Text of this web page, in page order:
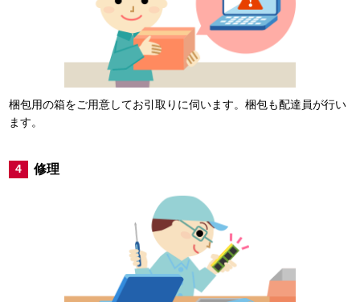
梱包用の箱をご用意してお引取りに伺います。梱包も配達員が行い
ます。
4 修理